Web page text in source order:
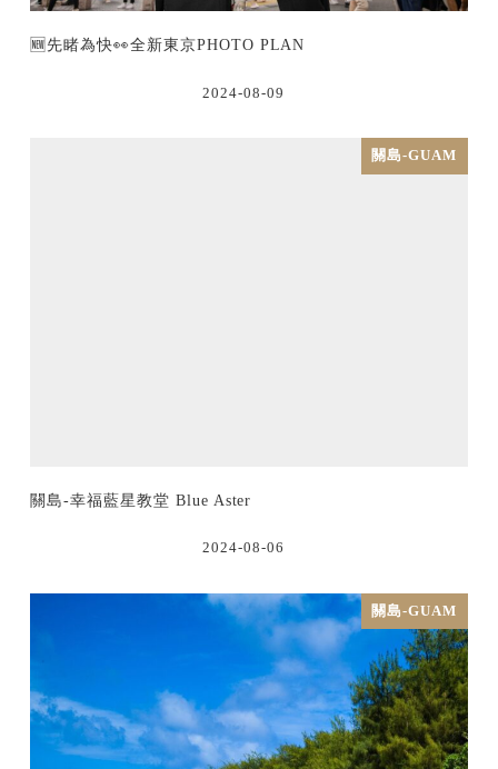
🆕先睹為快👀全新東京PHOTO PLAN
2024-08-09
關島-GUAM
關島-幸福藍星教堂 Blue Aster
2024-08-06
關島-GUAM